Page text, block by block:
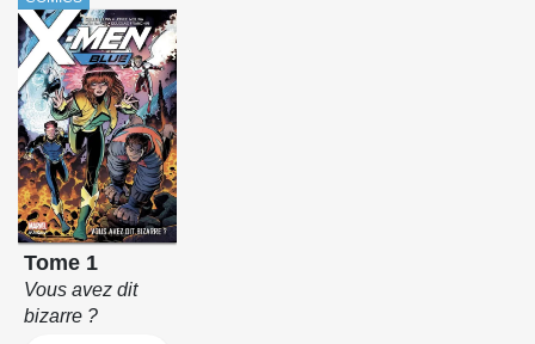
Tome 1
Vous avez dit
bizarre ?